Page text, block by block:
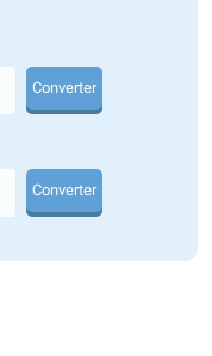
Converter
Converter